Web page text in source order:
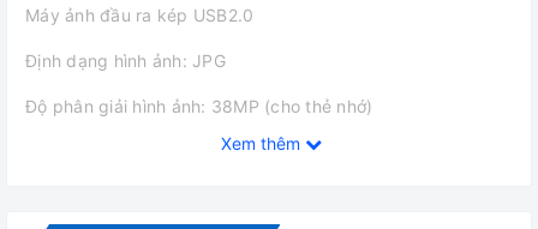
Máy ảnh đầu ra kép USB2.0
Định dạng hình ảnh: JPG
Độ phân giải hình ảnh: 38MP (cho thẻ nhớ)
Định dạng video: MP4 (cho thẻ nhớ)
Xem thêm